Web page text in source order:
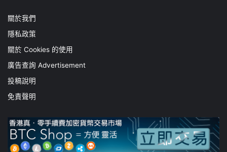
關於我們
隱私政策
關於 Cookies 的使用
廣告查詢 Advertisement
投稿說明
免責聲明